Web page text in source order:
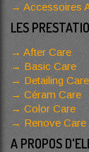
Accessoires
LES
After Care
Basic Care
Detailing Care
Céram Care
Color Care
Renove Care
A PROPOS